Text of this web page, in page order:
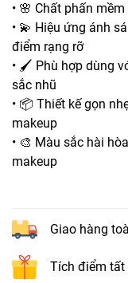
• 🌸 Chất phấn
• 💫 Hiệu ứng ánh
điểm rạng rỡ
• 🖌️ Phù hợp dùng
sắc nhũ
• 📦 Thiết kế gọn
makeup
• 🎨 Màu sắc hài
makeup
Giao hàng
Tích điểm tất